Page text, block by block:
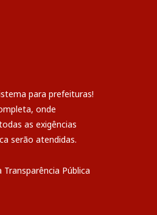
para prefeituras!
onde
as exigências
serão atendidas.
Transparência Pública